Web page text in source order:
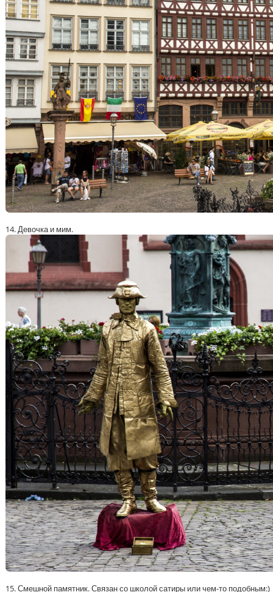
14. Девочка и мим.
15. Смешной памятник. Связан со школой сатиры или чем-то подобным:)